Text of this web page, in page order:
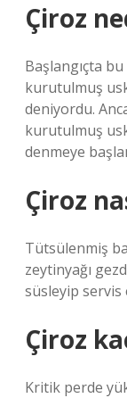
Çiroz
Başlangıçta
kurutulmuş
deniyordu.
kurutulmuş
denmeye
Çiroz
Tütsülenmiş
zeytinyağı
süsleyip servis
Çiroz
Kritik perde